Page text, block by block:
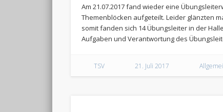
Am 21.07.2017 fand wieder eine
Themenblöcken aufgeteilt. Leider glänzten
somit fanden sich 14 Übungsleiter in der
Aufgaben und Verantwortung des
TSV 21. Juli 2017